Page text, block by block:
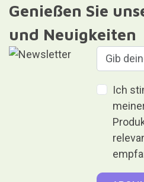
Genießen Sie
und Neuigkeiten
Ich